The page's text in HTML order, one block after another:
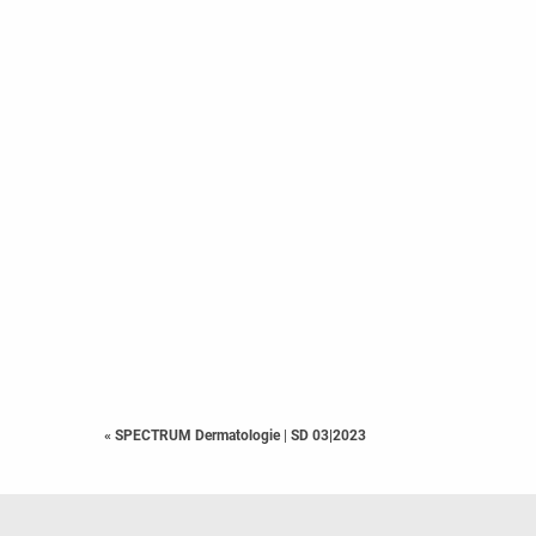
« SPECTRUM Dermatologie SD 03|2023